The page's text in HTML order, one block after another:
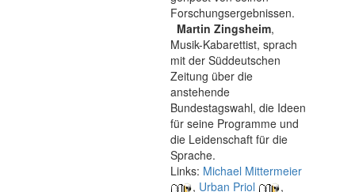
Forschungsergebnissen.
Martin Zingsheim,
Musik-Kabarettist, sprach
mit der Süddeutschen
Zeitung über die
anstehende
Bundestagswahl, die Ideen
für seine Programme und
die Leidenschaft für die
Sprache.
Links: Michael Mittermeier
, Urban Priol
,